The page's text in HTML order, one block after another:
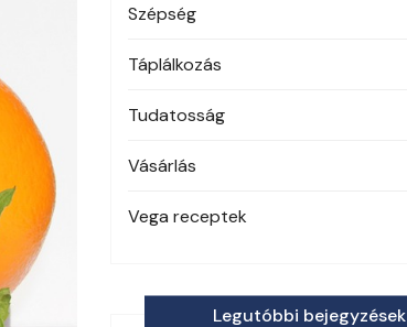
Szépség
Táplálkozás
Tudatosság
Vásárlás
Vega receptek
Legutóbbi bejegyzések